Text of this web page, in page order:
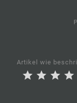
Artikel wie
star star star star